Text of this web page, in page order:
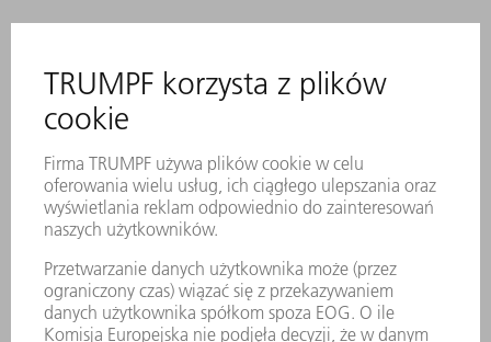
Trwałe znakowanie laserowe zawiera
narzędziu.
Za pomocą kodu matrycowego
można jednoznacznie zidentyfikować
Strefy robocze są utwardzane
laserowo.
Odpowiednie do gięcia w tłoczniku